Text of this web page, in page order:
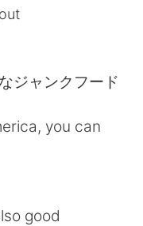
ジャンクフード
you can
good